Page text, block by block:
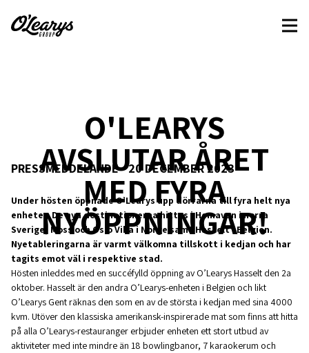
O'LEARYS
AVSLUTAR ÅRET
MED FYRA
NYÖPPNINGAR!
PRESSMEDDELANDE - 20 DECEMBER 2023
Under hösten öppnade O’Learys upp dörrarna till fyra helt nya
enheter. De nya destinationerna hittas i Hemavan i norra
Sverige, Moss och Oslo Vika i Norge samt Hasselt i Belgien.
Nyetableringarna är varmt välkomna tillskott i kedjan och har
tagits emot väl i respektive stad.
Hösten inleddes med en succéfylld öppning av O’Learys Hasselt den 2a
oktober. Hasselt är den andra O’Learys-enheten i Belgien och likt
O’Learys Gent räknas den som en av de största i kedjan med sina 4000
kvm. Utöver den klassiska amerikansk-inspirerade mat som finns att hitta
på alla O’Learys-restauranger erbjuder enheten ett stort utbud av
aktiviteter med inte mindre än 18 bowlingbanor, 7 karaokerum och